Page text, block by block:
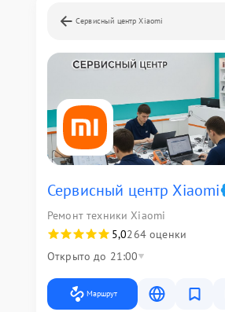
Сервисный центр Xiaomi
Сервисный центр Xiaomi
Ремонт техники Xiaomi
5,0264 оценки
Открыто до 21:00
Маршрут